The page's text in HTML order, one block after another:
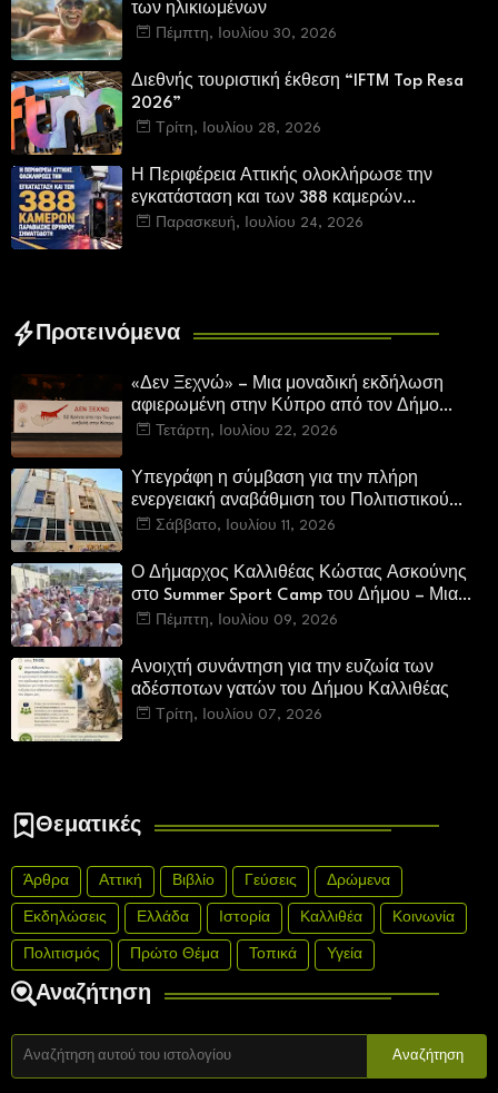
των ηλικιωμένων
Πέμπτη, Ιουλίου 30, 2026
Διεθνής τουριστική έκθεση “IFTM Top Resa
2026”
Τρίτη, Ιουλίου 28, 2026
Η Περιφέρεια Αττικής ολοκλήρωσε την
εγκατάσταση και των 388 καμερών
παραβίασης ερυθρού σηματοδότη
Παρασκευή, Ιουλίου 24, 2026
Προτεινόμενα
«Δεν Ξεχνώ» – Μια μοναδική εκδήλωση
αφιερωμένη στην Κύπρο από τον Δήμο
Καλλιθέας
Τετάρτη, Ιουλίου 22, 2026
Υπεγράφη η σύμβαση για την πλήρη
ενεργειακή αναβάθμιση του Πολιτιστικού
Κέντρου «Μελίνα Μερκούρη»
Σάββατο, Ιουλίου 11, 2026
Ο Δήμαρχος Καλλιθέας Κώστας Ασκούνης
στο Summer Sport Camp του Δήμου – Μια
επίσκεψη γεμάτη χαμόγελα, ενθουσιασμό και
Πέμπτη, Ιουλίου 09, 2026
Ανοιχτή συνάντηση για την ευζωία των
αδέσποτων γατών του Δήμου Καλλιθέας
Τρίτη, Ιουλίου 07, 2026
Θεματικές
Άρθρα Αττική Βιβλίο Γεύσεις Δρώμενα
Εκδηλώσεις Ελλάδα Ιστορία Καλλιθέα Κοινωνία
Πολιτισμός Πρώτο Θέμα Τοπικά Υγεία
Αναζήτηση